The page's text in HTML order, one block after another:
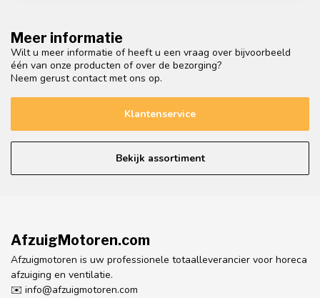
Meer informatie
Wilt u meer informatie of heeft u een vraag over bijvoorbeeld
één van onze producten of over de bezorging?
Neem gerust contact met ons op.
Klantenservice
Bekijk assortiment
AfzuigMotoren.com
Afzuigmotoren is uw professionele totaalleverancier voor horeca
afzuiging en ventilatie.
✉️ info@afzuigmotoren.com